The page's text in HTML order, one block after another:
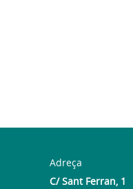
Adreça
C/ Sant Ferran, 1